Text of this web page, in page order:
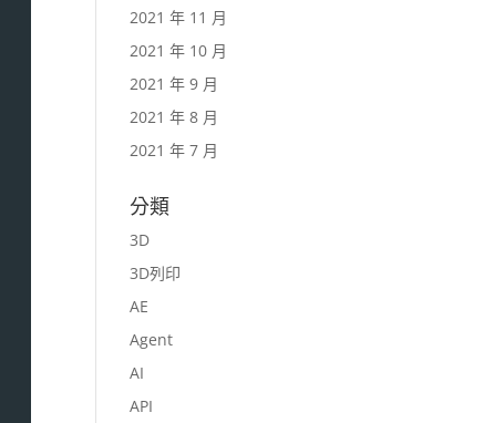
2021 年 11 月
2021 年 10 月
2021 年 9 月
2021 年 8 月
2021 年 7 月
分類
3D
3D列印
AE
Agent
AI
API